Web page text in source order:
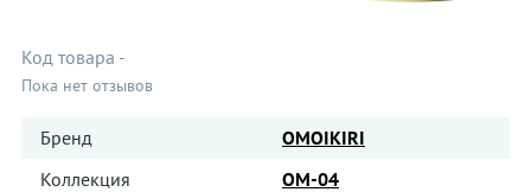
Код товара -
Пока нет отзывов
Бренд
OMOIKIRI
Коллекция
OM-04